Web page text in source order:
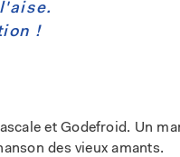
!
et Godefroid. Un
des vieux amants.